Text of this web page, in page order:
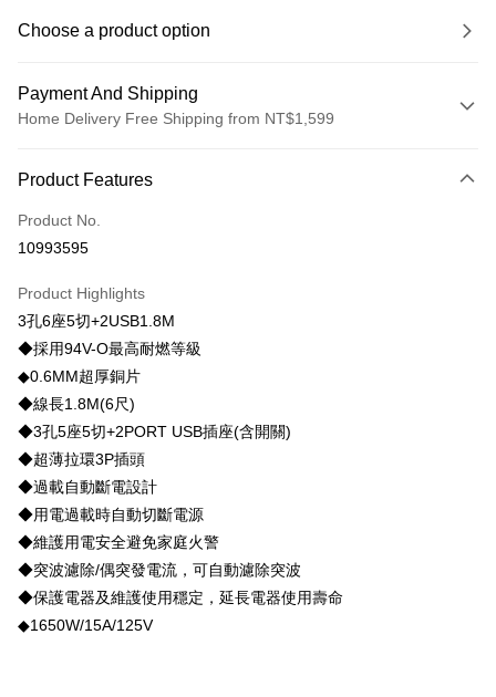
Choose a product option
Payment And Shipping
Home Delivery Free Shipping from NT$1,599
Credit Card (Full Payment)
LINE Pay
JKOPAY
Plus Pay
Shipping Method
物流宅配
NT$150/order | Free shipping on orders of NT$1,599 or more
Product Features
Product No.
10993595
Product Highlights
3孔6座5切+2USB1.8M
◆採用94V-O最高耐燃等級
◆0.6MM超厚銅片
◆線長1.8M(6尺)
◆3孔5座5切+2PORT USB插座(含開關)
◆超薄拉環3P插頭
◆過載自動斷電設計
◆用電過載時自動切斷電源
◆維護用電安全避免家庭火警
◆突波濾除/偶突發電流，可自動濾除突波
◆保護電器及維護使用穩定，延長電器使用壽命
◆1650W/15A/125V